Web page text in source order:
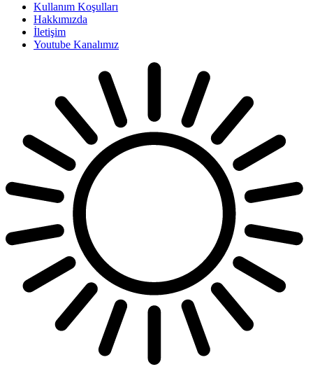
Kullanım Koşulları
Hakkımızda
İletişim
Youtube Kanalımız